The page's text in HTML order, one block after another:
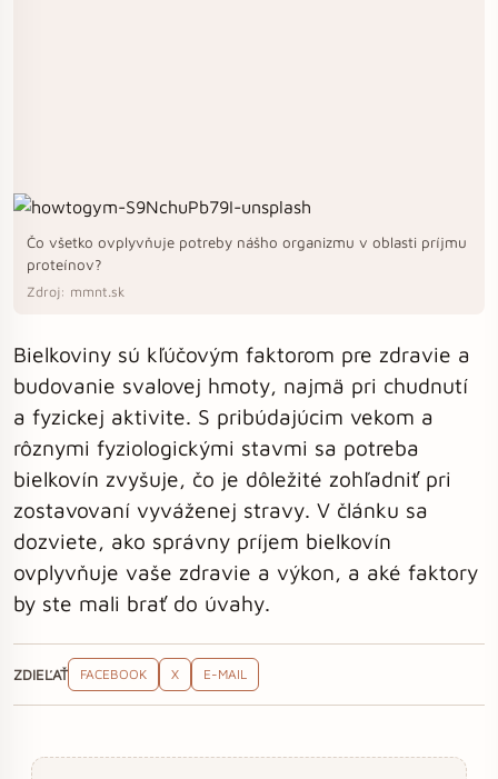
Čo všetko ovplyvňuje potreby nášho organizmu v oblasti príjmu
proteínov?
Zdroj: mmnt.sk
Bielkoviny sú kľúčovým faktorom pre zdravie a
budovanie svalovej hmoty, najmä pri chudnutí
a fyzickej aktivite. S pribúdajúcim vekom a
rôznymi fyziologickými stavmi sa potreba
bielkovín zvyšuje, čo je dôležité zohľadniť pri
zostavovaní vyváženej stravy. V článku sa
dozviete, ako správny príjem bielkovín
ovplyvňuje vaše zdravie a výkon, a aké faktory
by ste mali brať do úvahy.
ZDIEĽAŤ FACEBOOK X E-MAIL